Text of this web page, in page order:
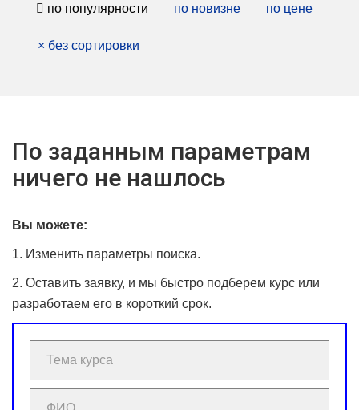
по популярности по новизне по цене
× без сортировки
По заданным параметрам
ничего не нашлось
Вы можете:
1. Изменить параметры поиска.
2. Оставить заявку, и мы быстро подберем курс или
разработаем его в короткий срок.